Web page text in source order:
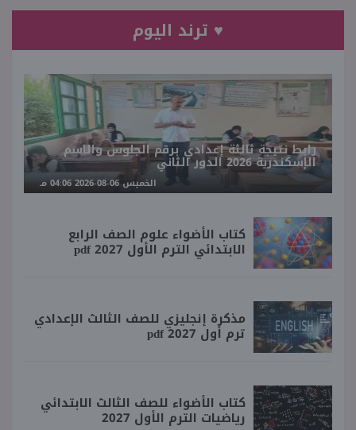
♥ ترند اليوم
رابط نتيجة ثالثة إعدادي برقم الجلوس والاسم
الإسكندرية 2026 الدور الثاني
الخميس 06-08-2026 04:06 مـ
كتاب الأضواء علوم الصف الرابع
الابتدائي الترم الأول 2027 pdf
مذكرة إنجليزي للصف الثالث الإعدادي
ترم أول 2027 pdf
كتاب الأضواء للصف الثالث الابتدائي
رياضيات الترم الأول 2027